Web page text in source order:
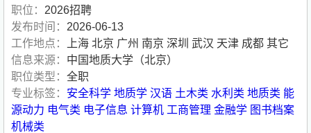
职位： 2026招聘
发布时间： 2026-06-13
工作地点：
上海 北京 广州 南京 深圳 武汉 天津 成都 其它
信息来源： 中国地质大学（北京）
职位类型： 全职
专业标签： 安全科学 地质学 汉语 土木类 水利类 地质类 能
源动力 电气类 电子信息 计算机 工商管理 金融学 图书档案
机械类